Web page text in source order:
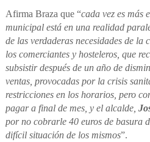
Afirma Braza que “cada vez es más
municipal está en una realidad
de las verdaderas necesidades de la
los comerciantes y hosteleros, que
subsistir después de un año de
ventas, provocadas por la crisis
restricciones en los horarios, pero
pagar a final de mes, y el alcalde,
por no cobrarle 40 euros de basura
difícil situación de los mismos”.